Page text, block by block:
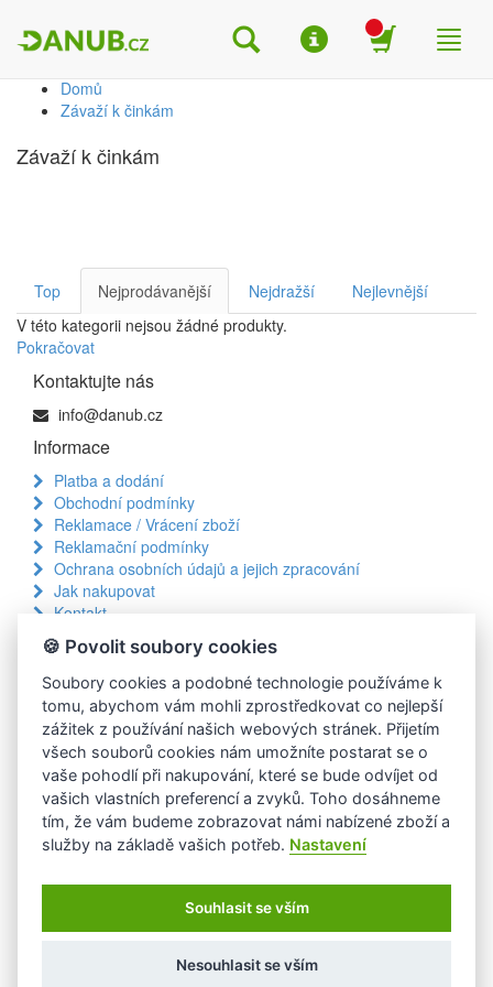
Shop
Menu
Search
Domů
Závaží k činkám
Závaží k činkám
Top Nejprodávanější Nejdražší
Nejlevnější
V této kategorii nejsou žádné produkty.
Pokračovat
Kontaktujte nás
info@danub.cz
Informace
Platba a dodání
Obchodní podmínky
Reklamace / Vrácení zboží
Reklamační podmínky
Ochrana osobních údajů a jejich zpracování
Jak nakupovat
Kontakt
Proč nakupovat u nás?
100% prozákaznický servis
Rychlá expedice objednávek
Platba až při přebírání
Doprava kurýrem i osobní odběr
14 dní na vrácení zboží
Množství akciových produktů
Zákaznický servis
Jak použít kupón
Požadavek zpracování osobních údajů
GDPR požadavek na smazání účtu
Časté otázky (FAQ)
🍪 Povolit soubory cookies
Soubory cookies a podobné technologie používáme k
tomu, abychom vám mohli zprostředkovat co nejlepší
zážitek z používání našich webových stránek. Přijetím
všech souborů cookies nám umožníte postarat se o
vaše pohodlí při nakupování, které se bude odvíjet od
vašich vlastních preferencí a zvyků. Toho dosáhneme
tím, že vám budeme zobrazovat námi nabízené zboží a
služby na základě vašich potřeb. Nastavení
Souhlasit se vším
Nesouhlasit se vším